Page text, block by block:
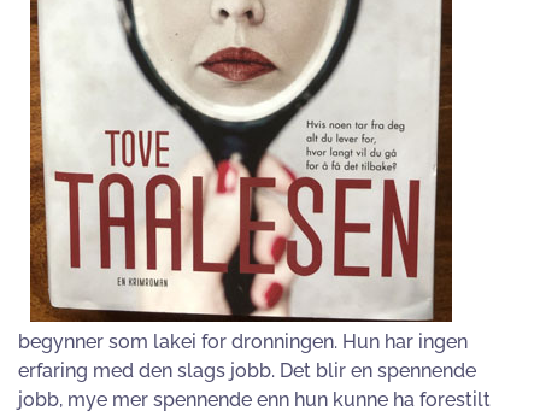
begynner som lakei for dronningen. Hun har ingen
erfaring med den slags jobb. Det blir en spennende
jobb, mye mer spennende enn hun kunne ha forestilt